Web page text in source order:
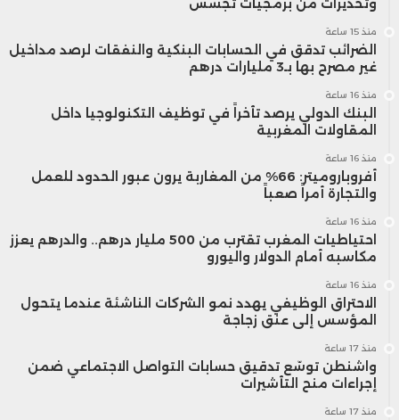
الأخضر، ويوفر فضاءً حيويًا لتلاقي البحث العلمي
بالصناعة والسياسات العمومية، في تجسيد حيّ
لالتزام المغرب بريادة الابتكار المناخي وتطوير
التكنولوجيات النظيفة على المستوى القاري
والدولي.
وتحذيرات من برمجيات تجسس
منذ 15 ساعة
الضرائب تدقق في الحسابات البنكية والنفقات لرصد مداخيل
غير مصرح بها بـ3 مليارات درهم
منذ 16 ساعة
البنك الدولي يرصد تأخراً في توظيف التكنولوجيا داخل
المقاولات المغربية
منذ 16 ساعة
أفروباروميتر: 66% من المغاربة يرون عبور الحدود للعمل
والتجارة أمراً صعباً
منذ 16 ساعة
احتياطيات المغرب تقترب من 500 مليار درهم.. والدرهم يعزز
مكاسبه أمام الدولار واليورو
منذ 16 ساعة
الاحتراق الوظيفي يهدد نمو الشركات الناشئة عندما يتحول
المؤسس إلى عنق زجاجة
منذ 17 ساعة
واشنطن توسّع تدقيق حسابات التواصل الاجتماعي ضمن
إجراءات منح التأشيرات
منذ 17 ساعة